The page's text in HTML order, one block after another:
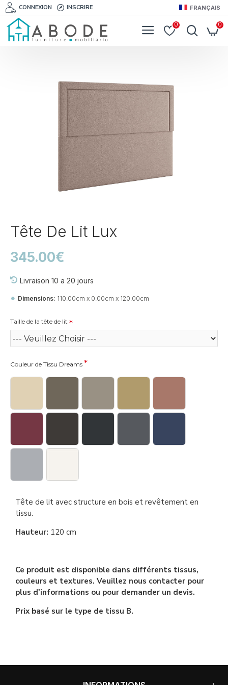
CONNEXION INSCRIRE FRANÇAIS
0 0
Tête De Lit Lux
Livraison 10 a 20 jours
Dimensions: 110.00cm x 0.00cm x 120.00cm
345.00€
Taille de la tête de lit
Couleur de Tissu Dreams
Tête de lit avec structure en bois et revêtement en
tissu.
Hauteur: 120 cm
Ce produit est disponible dans différents tissus,
couleurs et textures. Veuillez nous contacter pour
plus d'informations ou pour demander un devis.
Prix basé sur le type de tissu B.